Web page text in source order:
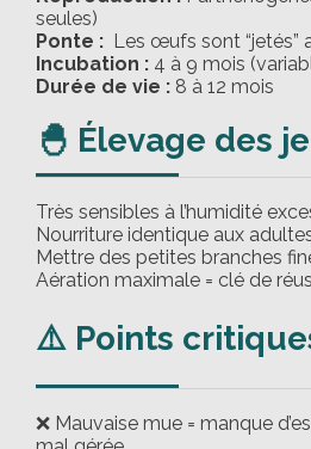
seules)
Ponte : Les œufs sont “jetés”
Incubation : 4 à 9 mois
Durée de vie : 8 à 12 mois
🐣 Élevage des
Très sensibles à l’humidité
Nourriture identique aux
Mettre des petites branches
Aération maximale = clé de
⚠️ Points
❌ Mauvaise mue = manque